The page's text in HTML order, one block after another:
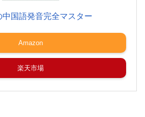
国語発音完全マスター
Amazon
楽天市場